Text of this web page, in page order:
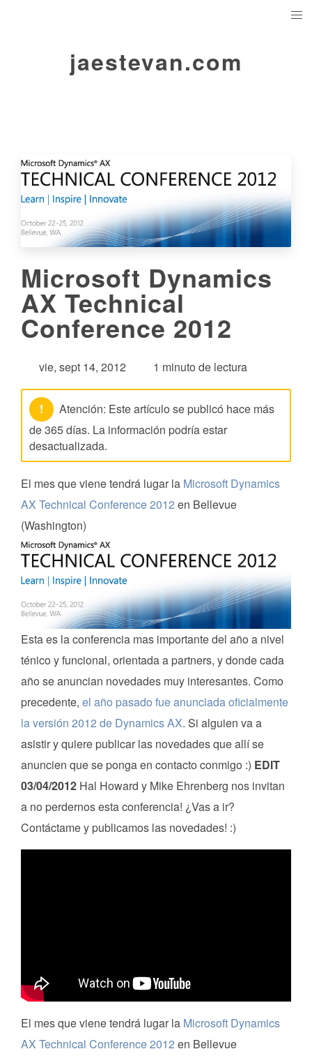
jaestevan.com
Microsoft Dynamics
AX Technical
Conference 2012
vie, sept 14, 2012 1 minuto de lectura
!
Atención: Este artículo se publicó hace más
de 365 días. La información podría estar
desactualizada.
El mes que viene tendrá lugar la Microsoft Dynamics
AX Technical Conference 2012 en Bellevue
(Washington)
Esta es la conferencia mas importante del año a nivel
ténico y funcional, orientada a partners, y donde cada
año se anuncian novedades muy interesantes. Como
precedente, el año pasado fue anunciada oficialmente
la versión 2012 de Dynamics AX. Si alguien va a
asistir y quiere publicar las novedades que allí se
anuncien que se ponga en contacto conmigo :) EDIT
03/04/2012 Hal Howard y Mike Ehrenberg nos invitan
a no perdernos esta conferencia! ¿Vas a ir?
Contáctame y publicamos las novedades! :)
El mes que viene tendrá lugar la Microsoft Dynamics
AX Technical Conference 2012 en Bellevue